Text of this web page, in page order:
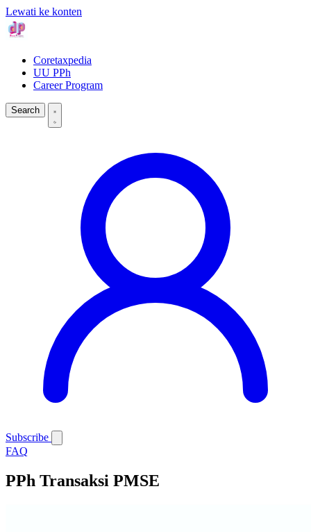
Lewati ke konten
Coretaxpedia
UU PPh
Career Program
Search
Subscribe
FAQ
PPh Transaksi PMSE